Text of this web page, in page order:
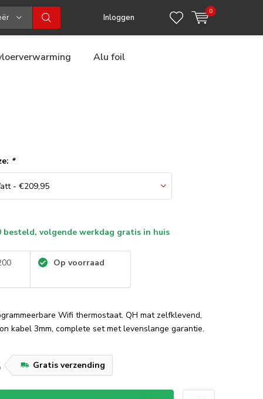
Inloggen
0
Alu foil
*
besteld, volgende werkdag gratis in huis
Op voorraad
Wifi thermostaat. QH mat zelfklevend,
kabel 3mm, complete set met levenslange garantie.
Gratis verzending